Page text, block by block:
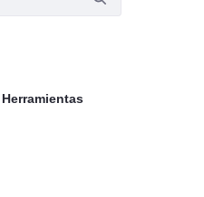
Herramientas